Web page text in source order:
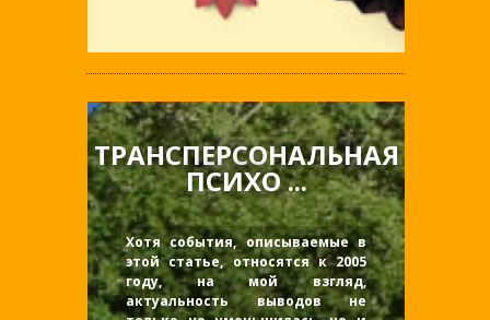
ТРАНСПЕРСОНАЛЬНАЯ
ПСИХО ...
Хотя события, описываемые в
этой статье, относятся к 2005
году, на мой взгляд,
актуальность выводов не